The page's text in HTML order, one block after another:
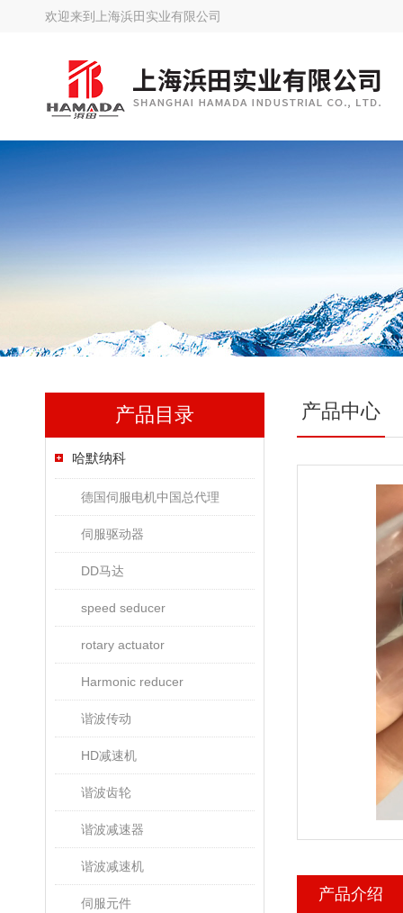
欢迎来到 上海浜田实业有限公司
产品目录
哈默纳科
德国伺服电机中国总代理
伺服驱动器
DD马达
speed seducer
rotary actuator
Harmonic reducer
谐波传动
HD减速机
谐波齿轮
谐波减速器
谐波减速机
伺服元件
产品中心
产品介绍